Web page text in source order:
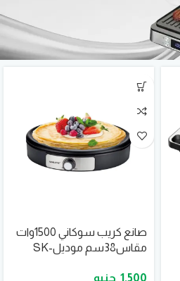
صانع كريب سوكاني 1500وات
مقاس38سم موديلSK-
1.500